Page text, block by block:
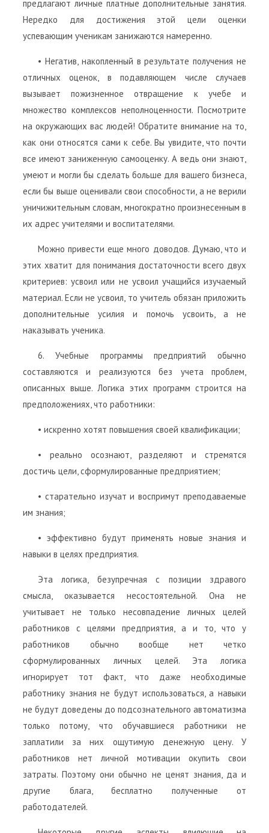
предлагают личные платные дополнительные занятия.
Нередко для достижения этой цели оценки
успевающим ученикам занижаются намеренно.
• Негатив, накопленный в результате получения не
отличных оценок, в подавляющем числе случаев
вызывает пожизненное отвращение к учебе и
множество комплексов неполноценности. Посмотрите
на окружающих вас людей! Обратите внимание на то,
как они относятся сами к себе. Вы увидите, что почти
все имеют заниженную самооценку. А ведь они знают,
умеют и могли бы сделать больше для вашего бизнеса,
если бы выше оценивали свои способности, а не верили
уничижительным словам, многократно произнесенным в
их адрес учителями и воспитателями.
Можно привести еще много доводов. Думаю, что и
этих хватит для понимания достаточности всего двух
критериев: усвоил или не усвоил учащийся изучаемый
материал. Если не усвоил, то учитель обязан приложить
дополнительные усилия и помочь усвоить, а не
наказывать ученика.
6. Учебные программы предприятий обычно
составляются и реализуются без учета проблем,
описанных выше. Логика этих программ строится на
предположениях, что работники:
• искренно хотят повышения своей квалификации;
• реально осознают, разделяют и стремятся
достичь цели, сформулированные предприятием;
• старательно изучат и воспримут преподаваемые
им знания;
• эффективно будут применять новые знания и
навыки в целях предприятия.
Эта логика, безупречная с позиции здравого
смысла, оказывается несостоятельной. Она не
учитывает не только несовпадение личных целей
работников с целями предприятия, а и то, что у
работников обычно вообще нет четко
сформулированных личных целей. Эта логика
игнорирует тот факт, что даже необходимые
работнику знания не будут использоваться, а навыки
не будут доведены до подсознательного автоматизма
только потому, что обучавшиеся работники не
заплатили за них ощутимую денежную цену. У
работников нет личной мотивации окупить свои
затраты. Поэтому они обычно не ценят знания, да и
другие блага, бесплатно полученные от
работодателей.